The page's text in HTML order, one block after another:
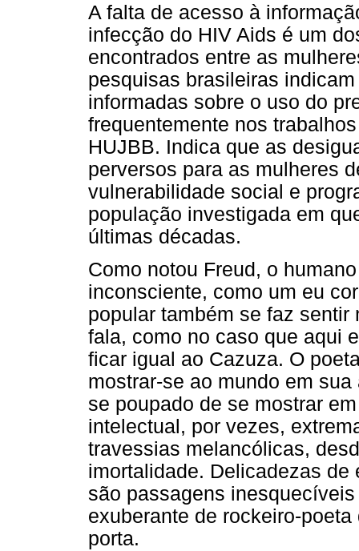
A falta de acesso à
infecção do HIV Aids é um
encontrados entre as
pesquisas brasileiras
informadas sobre o uso do
frequentemente nos
HUJBB. Indica que as
perversos para as mulheres
vulnerabilidade social e
população investigada em
últimas décadas.
Como notou Freud, o
inconsciente, como um eu
popular também se faz
fala, como no caso que aqui
ficar igual ao Cazuza. O
mostrar-se ao mundo em
se poupado de se mostrar
intelectual, por vezes,
travessias melancólicas,
imortalidade. Delicadezas
são passagens
exuberante de rockeiro-
porta.